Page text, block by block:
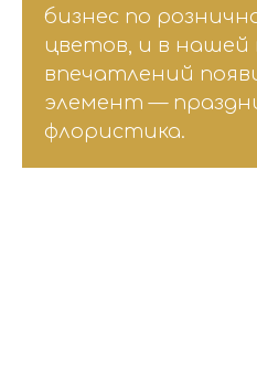
бизнес по
цветов, и в нашей
впечатлений
элемент —
флористика.